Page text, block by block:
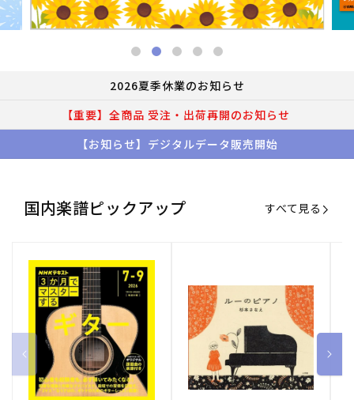
2026夏季休業のお知らせ
【重要】全商品 受注・出荷再開のお知らせ
【お知らせ】デジタルデータ販売開始
国内楽譜ピックアップ すべて見る